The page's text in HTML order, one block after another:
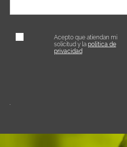
Acepto queAcepto que atiendan mi
solicitud y la política de
privacidad